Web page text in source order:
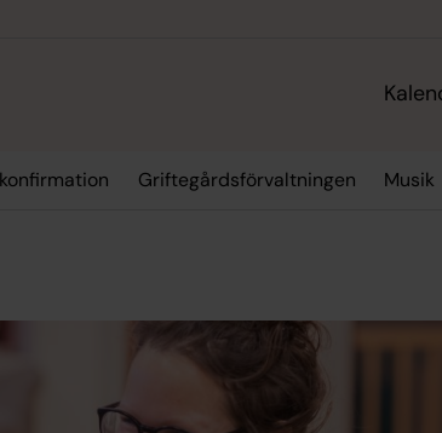
Griftegårdsförvaltningen Musik